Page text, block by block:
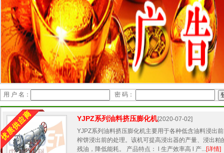
用 户 名： 密 码：
YJPZ系列油料挤压膨化机[2020-07-02]
YJPZ系列油料挤压膨化机主要用于各种低含油料浸出
榨饼浸出前的处理。该机可提高浸出器的产量、浸出粕
残油，降低能耗。 产品特点： l 生产效率高 l 产...[详情]